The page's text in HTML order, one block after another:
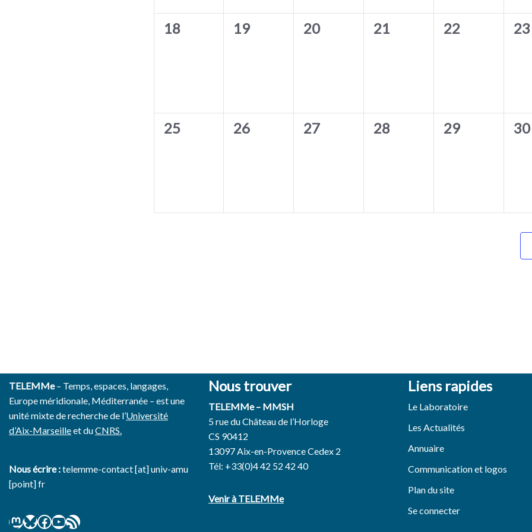
0
18
0
19
0
20
0
21
0
22
0
23
0
25
0
26
0
27
0
28
0
29
0
30
TELEMMe– Temps, espaces, langages,
Europe méridionale, Méditerranée – est une
unité mixte de recherche de l’Université
d’Aix-Marseilleet duCNRS.
Nous écrire :telemme-contact [at] univ-amu
[point] fr
Nous trouver
TELEMMe – MMSH
5 rue du Château de l’Horloge
CS 90412
13097 Aix-en-Provence Cedex 2
Tél: +33(0)4 42 52 42 40
Venir à TELEMMe
Liens rapides
Le Laboratoire
Les Actualités
Annuaire
Communication et logos
Plan du site
Se connecter